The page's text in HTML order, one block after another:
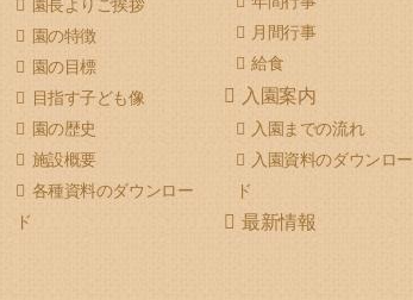
園の特徴
園の目標
目指す子ども像
園の歴史
施設概要
各種資料のダウンロー
ド
月間行事
給食
入園案内
入園までの流れ
入園資料のダウンロー
ド
最新情報